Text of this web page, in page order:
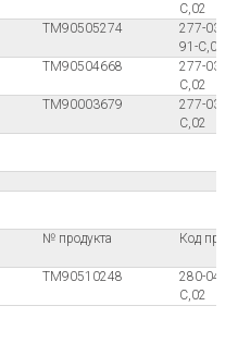
C,02
ТМ90505274
277-
91-C,02
ТМ90504668
277-
C,02
ТМ90003679
277-
C,02
№ продукта Код
ТМ90510248
280-
C,02